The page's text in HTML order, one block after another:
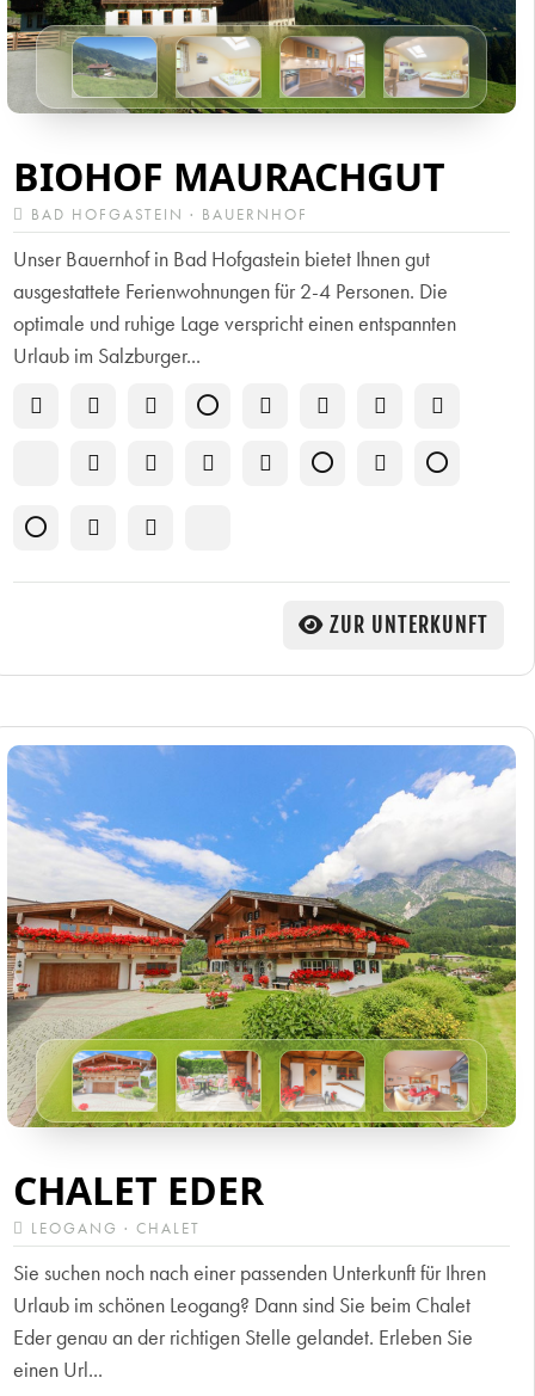
BIOHOF MAURACHGUT
BAD HOFGASTEIN · BAUERNHOF
Unser Bauernhof in Bad Hofgastein bietet Ihnen gut
ausgestattete Ferienwohnungen für 2-4 Personen. Die
optimale und ruhige Lage verspricht einen entspannten
Urlaub im Salzburger...
ZUR UNTERKUNFT
CHALET EDER
LEOGANG · CHALET
Sie suchen noch nach einer passenden Unterkunft für Ihren
Urlaub im schönen Leogang? Dann sind Sie beim Chalet
Eder genau an der richtigen Stelle gelandet. Erleben Sie
einen Url...